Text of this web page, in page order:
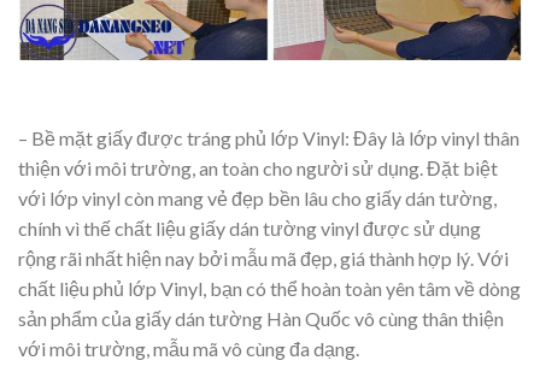
– Bề mặt giấy được tráng phủ lớp Vinyl: Đây là lớp vinyl thân
thiện với môi trường, an toàn cho người sử dụng. Đặt biệt
với lớp vinyl còn mang vẻ đẹp bền lâu cho giấy dán tường,
chính vì thế chất liệu giấy dán tường vinyl được sử dụng
rộng rãi nhất hiện nay bởi mẫu mã đẹp, giá thành hợp lý. Với
chất liệu phủ lớp Vinyl, bạn có thể hoàn toàn yên tâm về dòng
sản phẩm của giấy dán tường Hàn Quốc vô cùng thân thiện
với môi trường, mẫu mã vô cùng đa dạng.